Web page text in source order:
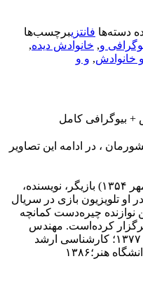
دسته‌ها فانتزیبرچسب‌ها
و, خانوادش دیده,
و خانوادش, و و
بیوگرافی کامل
، در ادامه این تصاویر
سیدافشین هاشمی‌مرغزار (زاده ۲۰ مهر ۱۳۵۴) بازیگر، نویسنده،
او تلویزیون بازی در سریال
چنین نوازنده چیره‌دست کمانچه
برگزار کرده‌است. مهندس
شیمی از دانشگاه صنعت نفت آبادان؛ ۱۳۷۷؛ کارشناسی ارشد
هنر؛۱۳۸۶